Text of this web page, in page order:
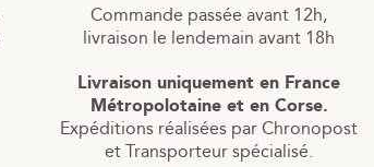
Commande passée avant 12h,
livraison le lendemain avant 18h
Livraison uniquement en France
Métropolotaine et en Corse.
Expéditions réalisées par Chronopost
et Transporteur spécialisé.